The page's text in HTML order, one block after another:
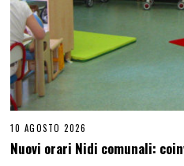
10 AGOSTO 2026
Nuovi orari Nidi comunali: